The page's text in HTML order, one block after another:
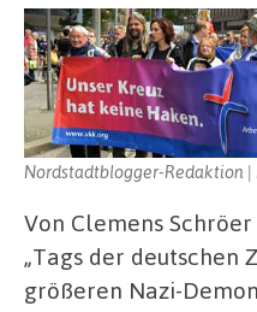
Nordstadtblogger-Redaktion
Von Clemens
„Tags der deutschen
größeren Nazi-